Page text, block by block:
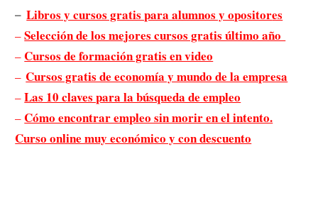
–Libros y cursos gratis para alumnos y opositores
–Selección de los mejores cursos gratis último año
–Cursos de formación gratis en video
–Cursos gratis de economía y mundo de la empresa
–Las 10 claves para la búsqueda de empleo
–Cómo encontrar empleo sin morir en el intento.
Curso online muy económico y con descuento